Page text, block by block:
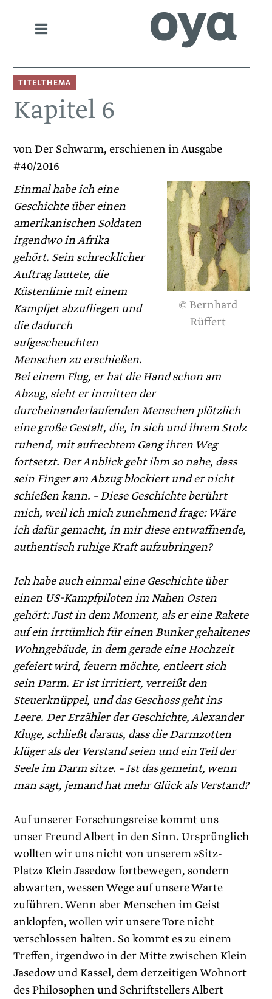
TITELTHEMA
Kapitel 6
von Der Schwarm, erschienen in Ausgabe
#40/2016
© Bernhard
Rüffert
Einmal habe ich eine
Geschichte über einen
amerikanischen Soldaten
irgendwo in Afrika
gehört. Sein schrecklicher
Auftrag lautete, die
Küstenlinie mit einem
Kampfjet abzufliegen und
die dadurch
aufgescheuchten
Menschen zu erschießen.
Bei einem Flug, er hat die Hand schon am
Abzug, sieht er inmitten der
durcheinanderlaufenden Menschen plötzlich
eine große Gestalt, die, in sich und ihrem Stolz
ruhend, mit aufrechtem Gang ihren Weg
fortsetzt. Der Anblick geht ihm so nahe, dass
sein Finger am Abzug blockiert und er nicht
schießen kann. – Diese Geschichte berührt
mich, weil ich mich zunehmend frage: Wäre
ich dafür gemacht, in mir diese entwaffnende,
authentisch ruhige Kraft aufzubringen?
Ich habe auch einmal eine Geschichte über
einen US-Kampfpiloten im Nahen Osten
gehört: Just in dem Moment, als er eine Rakete
auf ein irrtümlich für einen Bunker gehaltenes
Wohngebäude, in dem gerade eine Hochzeit
gefeiert wird, feuern möchte, entleert sich
sein Darm. Er ist irritiert, verreißt den
Steuerknüppel, und das Geschoss geht ins
Leere. Der Erzähler der Geschichte, Alexander
Kluge, schließt daraus, dass die Darmzotten
klüger als der Verstand seien und ein Teil der
Seele im Darm sitze. – Ist das gemeint, wenn
man sagt, jemand hat mehr Glück als Verstand?
Auf unserer Forschungsreise kommt uns
unser Freund Albert in den Sinn. Ursprünglich
wollten wir uns nicht von unserem »Sitz-
Platz« Klein Jasedow fortbewegen, sondern
abwarten, wessen Wege auf unsere Warte
zuführen. Wenn aber Menschen im Geist
anklopfen, wollen wir unsere Tore nicht
verschlossen halten. So kommt es zu einem
Treffen, irgendwo in der Mitte zwischen Klein
Jasedow und Kassel, dem derzeitigen Wohnort
des Philosophen und Schriftstellers Albert